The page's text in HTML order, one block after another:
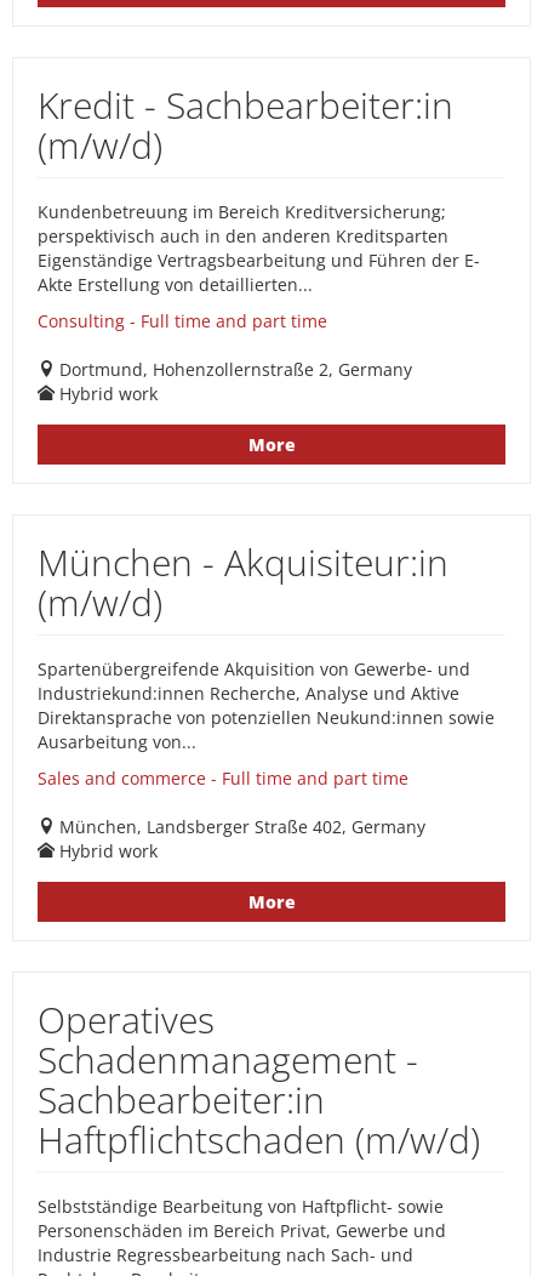
Kredit - Sachbearbeiter:in
(m/w/d)
Kundenbetreuung im Bereich Kreditversicherung;
perspektivisch auch in den anderen Kreditsparten
Eigenständige Vertragsbearbeitung und Führen der E-
Akte Erstellung von detaillierten...
Consulting - Full time and part time
Dortmund, Hohenzollernstraße 2, Germany
Hybrid work
More
München - Akquisiteur:in
(m/w/d)
Spartenübergreifende Akquisition von Gewerbe- und
Industriekund:innen Recherche, Analyse und Aktive
Direktansprache von potenziellen Neukund:innen sowie
Ausarbeitung von...
Sales and commerce - Full time and part time
München, Landsberger Straße 402, Germany
Hybrid work
More
Operatives
Schadenmanagement -
Sachbearbeiter:in
Haftpflichtschaden (m/w/d)
Selbstständige Bearbeitung von Haftpflicht- sowie
Personenschäden im Bereich Privat, Gewerbe und
Industrie Regressbearbeitung nach Sach- und